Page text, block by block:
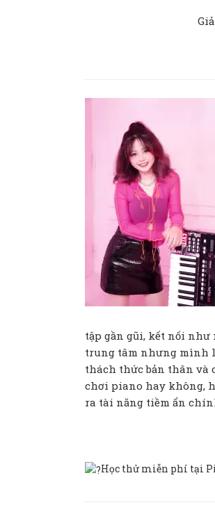
tập gần gũi, kết nối
trung tâm nhưng mình
thách thức bản thân và
chơi piano hay không,
ra tài năng tiềm ẩn
Học thử miễn phí tại